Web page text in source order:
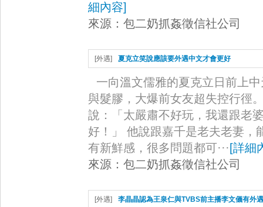
細內容]
來源： 包二奶抓姦徵信社公司
[外遇] 夏克立笑說應該要外遇中文才會更好
一向溫文儒雅的夏克立日前上
與髮膠，大爆前女友超失控行徑
說：「太嚴肅不好玩，我還跟老
好！」 他說跟嘉千是老夫老妻，
有新鮮感，很多問題都可··· [詳細
來源： 包二奶抓姦徵信社公司
[外遇] 李晶晶認為王泉仁與TVBS前主播李文儀有外遇